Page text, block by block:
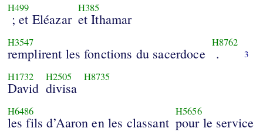
H499
; et Eléazar
H385
et Ithamar
H3547
remplirent les fonctions du sacerdoce
H8762
. 3
H1732
David
H2505
divisa
H8735
H6486
les fils d’Aaron en les classant
H5656
pour le service